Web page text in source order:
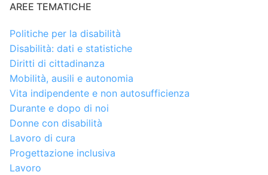
AREE TEMATICHE
Politiche per la disabilità
Disabilità: dati e statistiche
Diritti di cittadinanza
Mobilità, ausili e autonomia
Vita indipendente e non autosufficienza
Durante e dopo di noi
Donne con disabilità
Lavoro di cura
Progettazione inclusiva
Lavoro